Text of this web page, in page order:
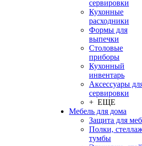
сервировки
Кухонные
расходники
Формы для
выпечки
Столовые
приборы
Кухонный
инвентарь
Аксессуары
сервировки
+ ЕЩЕ
Мебель для дома
Защита для
Полки,
тумбы